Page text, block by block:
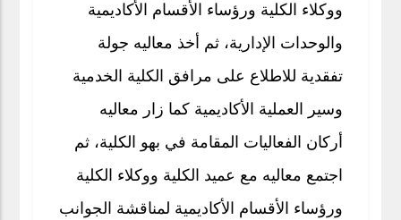
ووكلاء الكلية ورؤساء الأقسام الأكاديمية
والوحدات الإدارية، ثم أخذ معاليه جولة
تفقدية للاطلاع على مرافق الكلية الخدمية
وسير العملية الأكاديمية كما زار معاليه
أركان الفعاليات المقامة في بهو الكلية، ثم
اجتمع معاليه مع عميد الكلية ووكلاء الكلية
ورؤساء الأقسام الأكاديمية لمناقشة الجوانب